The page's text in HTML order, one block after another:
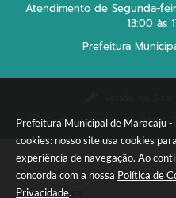
Prefeitura Municipal de Maracaju -
cookies: nosso site usa cookies
experiência de navegação. Ao
concorda com a nossa Política de
Privacidade.
Atendimento de Segunda-
13:00 às
Prefeitura
Portal atualizado em:06/08/
Copyright Instar - 2006-2026. Todos os
Instar Tecnologia